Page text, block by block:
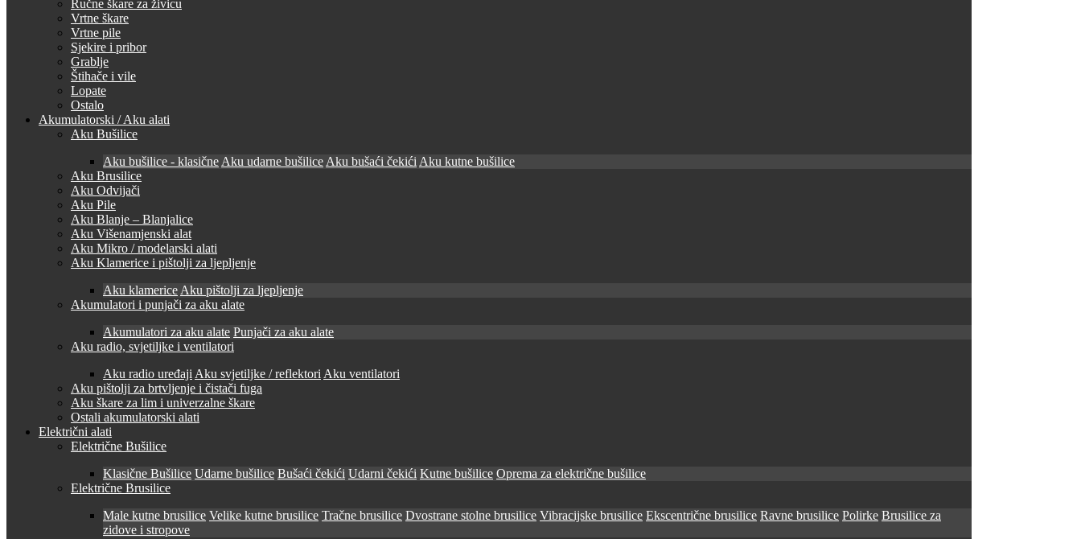
Ručne škare za živicu
Vrtne škare
Vrtne pile
Sjekire i pribor
Grablje
Štihače i vile
Lopate
Ostalo
Akumulatorski / Aku alati
Aku Bušilice
Aku bušilice - klasične Aku udarne bušilice Aku bušaći čekići Aku kutne bušilice
Aku Brusilice
Aku Odvijači
Aku Pile
Aku Blanje – Blanjalice
Aku Višenamjenski alat
Aku Mikro / modelarski alati
Aku Klamerice i pištolji za ljepljenje
Aku klamerice Aku pištolji za ljepljenje
Akumulatori i punjači za aku alate
Akumulatori za aku alate Punjači za aku alate
Aku radio, svjetiljke i ventilatori
Aku radio uređaji Aku svjetiljke / reflektori Aku ventilatori
Aku pištolji za brtvljenje i čistači fuga
Aku škare za lim i univerzalne škare
Ostali akumulatorski alati
Električni alati
Električne Bušilice
Klasične Bušilice Udarne bušilice Bušaći čekići Udarni čekići Kutne bušilice Oprema za električne bušilice
Električne Brusilice
Male kutne brusilice Velike kutne brusilice Tračne brusilice Dvostrane stolne brusilice Vibracijske brusilice Ekscentrične brusilice Ravne brusilice Polirke Brusilice za
zidove i stropove